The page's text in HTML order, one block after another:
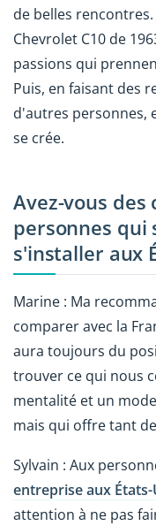
de belles
Chevrolet C10 de
passions qui
Puis, en faisant des
d'autres personnes,
se crée.
Avez-vous
personnes
s'installer aux
Marine : Ma
comparer avec la
aura toujours du
trouver ce qui nous
mentalité et un
mais qui offre tant
Sylvain : Aux
entreprise aux États-
attention à ne pas